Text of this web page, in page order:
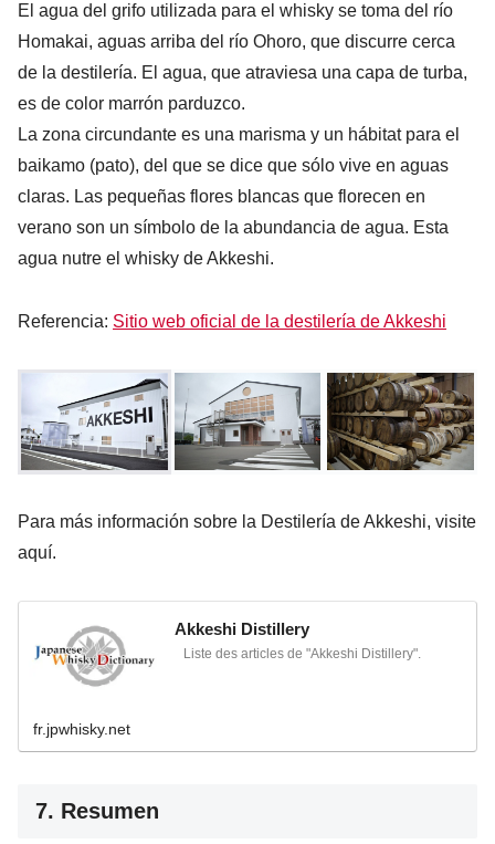
El agua del grifo utilizada para el whisky se toma del río
Homakai, aguas arriba del río Ohoro, que discurre cerca
de la destilería. El agua, que atraviesa una capa de turba,
es de color marrón parduzco.
La zona circundante es una marisma y un hábitat para el
baikamo (pato), del que se dice que sólo vive en aguas
claras. Las pequeñas flores blancas que florecen en
verano son un símbolo de la abundancia de agua. Esta
agua nutre el whisky de Akkeshi.
Referencia: Sitio web oficial de la destilería de Akkeshi
Para más información sobre la Destilería de Akkeshi, visite
aquí.
Akkeshi Distillery
Liste des articles de "Akkeshi Distillery".
fr.jpwhisky.net
7. Resumen